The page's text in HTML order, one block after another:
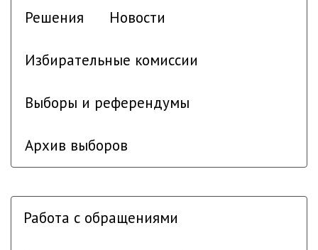
Решения Новости
Избирательные комиссии
Выборы и референдумы
Архив выборов
Работа с обращениями